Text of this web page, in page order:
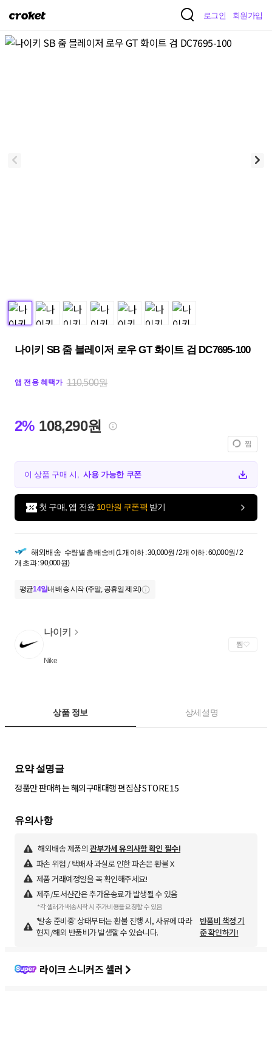
크
켓
로그인 회원가입
나이키 SB 줌 블레이저 로우 GT 화이트 검 DC7695-100
앱 전용 혜택가 110,500원
2% 108,290원
찜
이 상품 구매 시,사용 가능한 쿠폰
첫 구매, 앱 전용 10만원 쿠폰팩 받기
해외배송 수량별 총 배송비 (1개 이하 : 30,000원 / 2개 이하 : 60,000원 / 2
개 초과 : 90,000원)
평균14일내 배송 시작 (주말, 공휴일 제외)
나이키
Nike
찜
상품 정보 상세설명
요약 설명글
정품만 판매하는 해외구매대행 편집샵 STORE15
유의사항
해외배송 제품의 관부가세 유의사항 확인 필수!
파손 위험 / 택배사 과실로 인한 파손은 환불 X
제품 거래예정일을 꼭 확인해주세요!
제주/도서산간은 추가운송료가 발생될 수 있음
*각 셀러가 배송시작 시 추가비용을 요청할 수 있음
'발송 준비중' 상태부터는 환불 진행 시, 사유에 따라
현지/해외 반품비가 발생할 수 있습니다.
반품비 책정 기
준 확인하기!
라이크 스니커즈 셀러